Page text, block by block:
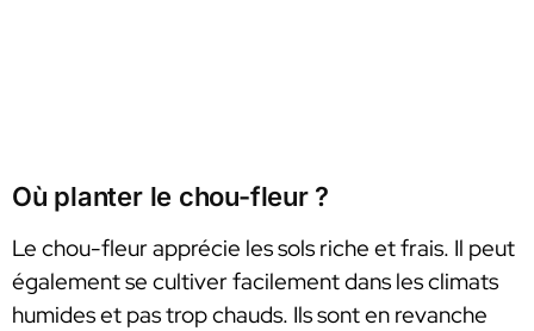
Où planter le chou-fleur ?
Le chou-fleur apprécie les sols riche et frais. Il peut
également se cultiver facilement dans les climats
humides et pas trop chauds. Ils sont en revanche